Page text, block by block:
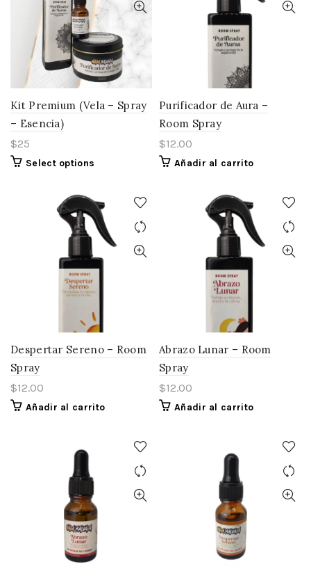
pueden
elegir
la
página
de
producto
pueden
elegir
Kit Premium (Vela – Spray
– Esencia)
$25
Select options
Purificador de Aura –
Room Spray
$12.00
Añadir al carrito
Despertar Sereno – Room
Spray
$12.00
Añadir al carrito
Abrazo Lunar – Room
Spray
$12.00
Añadir al carrito